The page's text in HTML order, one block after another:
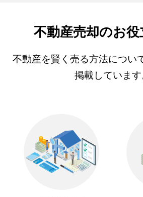
不動産売却のお役
不動産を賢く売る方法につい
掲載しています